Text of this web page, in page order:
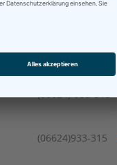
(06624)933-304
(06624) 933-311
(06624)-933-315
(06624)933-315